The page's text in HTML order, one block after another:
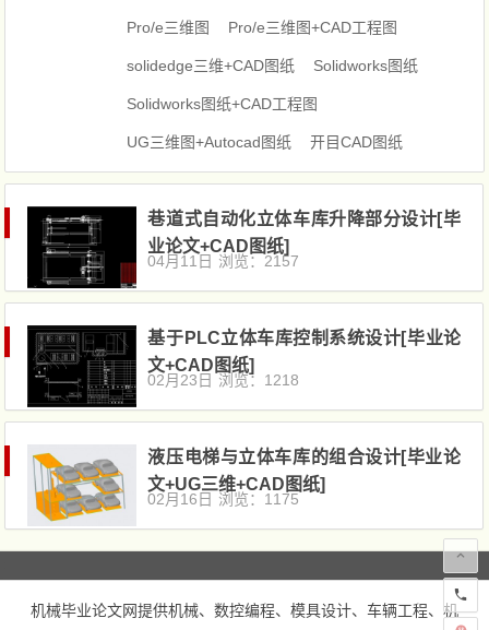
Pro/e三维图 Pro/e三维图+CAD工程图
solidedge三维+CAD图纸 Solidworks图纸
Solidworks图纸+CAD工程图
UG三维图+Autocad图纸 开目CAD图纸
巷道式自动化立体车库升降部分设计[毕
业论文+CAD图纸]
04月11日 浏览：2157
基于PLC立体车库控制系统设计[毕业论
文+CAD图纸]
02月23日 浏览：1218
液压电梯与立体车库的组合设计[毕业论
文+UG三维+CAD图纸]
02月16日 浏览：1175
机械毕业论文网提供机械、数控编程、模具设计、车辆工程、机